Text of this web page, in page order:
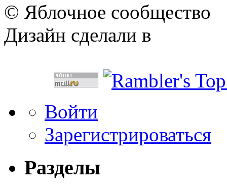
© Яблочное сообщество
Дизайн сделали в
Войти
Зарегистрироваться
Разделы